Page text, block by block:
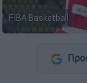
FIBA Basketball